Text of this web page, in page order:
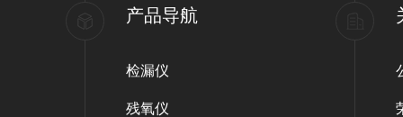
产品导航
检漏仪
残氧仪